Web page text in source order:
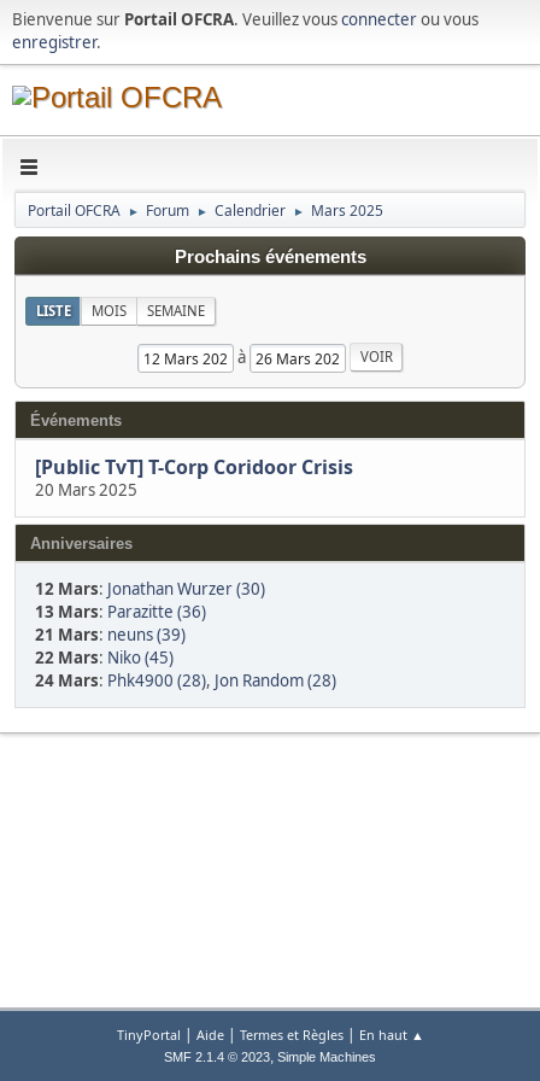
Bienvenue sur Portail OFCRA. Veuillez vousconnecterou vous
enregistrer.
Portail OFCRA ► Forum ► Calendrier ► Mars 2025
Prochains événements
LISTE MOIS SEMAINE
à
Événements
[Public TvT] T-Corp Coridoor Crisis
20 Mars 2025
Anniversaires
12 Mars: Jonathan Wurzer (30)
13 Mars: Parazitte (36)
21 Mars: neuns (39)
22 Mars: Niko (45)
24 Mars: Phk4900 (28), Jon Random (28)
TinyPortal | Aide| Termes et Règles| En haut ▲
SMF 2.1.4 © 2023, Simple Machines